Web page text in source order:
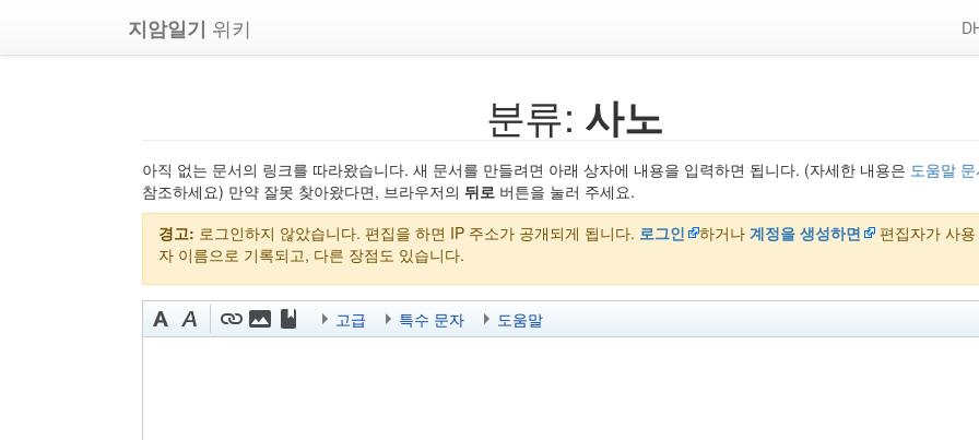
지암일기 위키
분류: 사노
아직 없는 문서의 링크를 따라왔습니다. 새 문서를 만들려면 아래 상자에 내용을 입력하면 됩니다. (자세한 내용은 도움말
참조하세요) 만약 잘못 찾아왔다면, 브라우저의 뒤로 버튼을 눌러 주세요.
경고: 로그인하지 않았습니다. 편집을 하면 IP 주소가 공개되게 됩니다. 로그인 하거나 계정을 생성하면
편집자가 사용
자 이름으로 기록되고, 다른 장점도 있습니다.
고급 특수 문자 도움말